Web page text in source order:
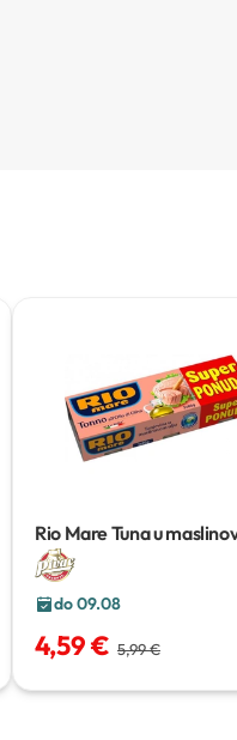
Rio Mare Tuna u
ulju3x80g
do 09.08
4,59 € 5,99 €